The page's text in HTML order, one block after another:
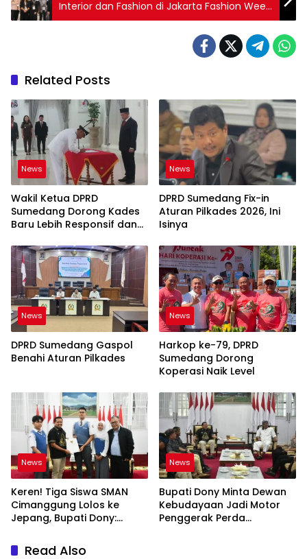
Interior dan Fashion di Jakarta Fashion Week
2026
Related Posts
News
Wakil Ketua DPRD
Sumedang Dorong Kades
Baru Lebih Responsif dan
News
DPRD Sumedang Fix-in
Aturan Pilkades 2026, Ini
Isinya
News
DPRD Sumedang Gaspol
Benahi Aturan Pilkades
News
Harkop ke-79, DPRD
Sumedang Dorong
Koperasi Naik Level
News
Keren! Tiga Siswa SMAN
Cimanggung Lolos ke
Jepang, Bupati Dony:
News
Bupati Dony Minta Dewan
Kebudayaan Jadi Motor
Penggerak Perda
Read Also